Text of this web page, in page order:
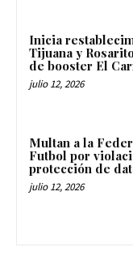
Inicia
Tijuana y
de booster El
julio 12, 2026
Multan a la
Futbol por
protección de
julio 12, 2026